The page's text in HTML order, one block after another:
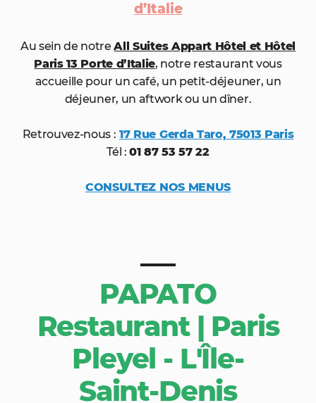
d’Italie
Au sein de notreAll Suites Appart Hôtel et Hôtel
Paris 13 Porte d’Italie, notre restaurant vous
accueille pour un café, un petit-déjeuner, un
déjeuner, un aftwork ou un dîner.
Retrouvez-nous : 17 Rue Gerda Taro, 75013 Paris
Tél :01 87 53 57 22
CONSULTEZ NOS MENUS
PAPATO
Restaurant | Paris
Pleyel - L'Île-
Saint-Denis